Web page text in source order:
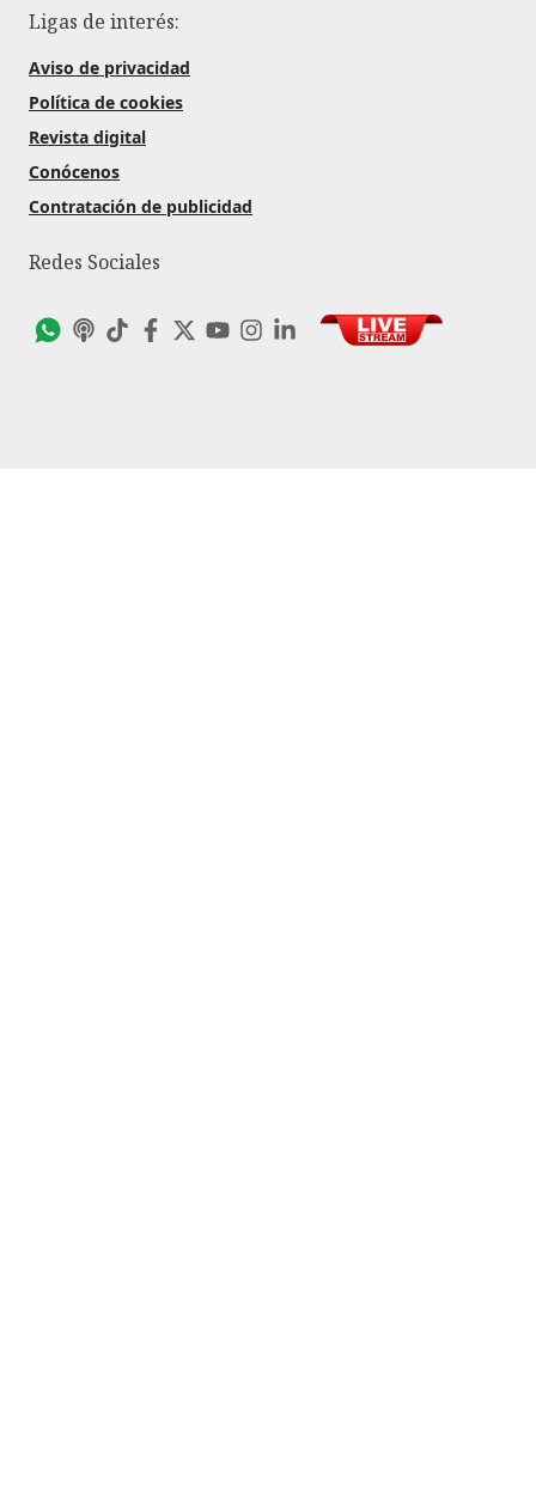
Ligas de interés:
Aviso de privacidad
Política de cookies
Revista digital
Conócenos
Contratación de publicidad
Redes Sociales